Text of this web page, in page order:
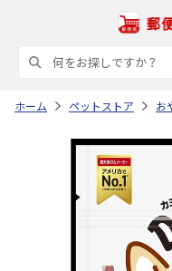
ホーム ペットストア お